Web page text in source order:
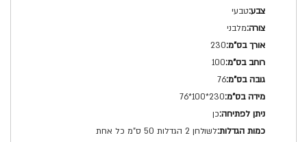
טבעי
מלבני
230
100
76
230*100*76
כן
לשולחן 2 הגדלות 50 ס"מ כל אחת